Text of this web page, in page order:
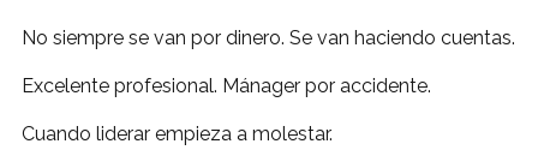
No siempre se van por dinero. Se van haciendo cuentas.
Excelente profesional. Mánager por accidente.
Cuando liderar empieza a molestar.